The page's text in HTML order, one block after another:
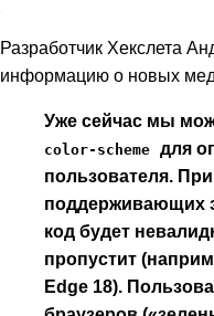
Разработчик Хекслета
информацию о новых
Уже сейчас мы
color-scheme для
пользователя.
поддерживающих
код будет
пропустит
Edge 18).